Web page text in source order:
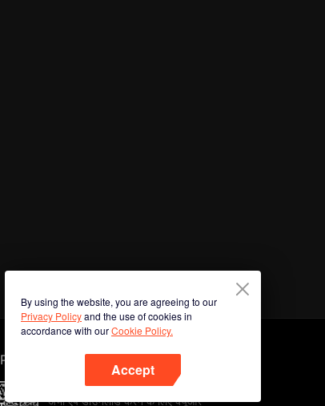
By using the website, you are agreeing to our
Privacy Policyand the use of cookies in
accordance with ourCookie Policy.
Accept
Phone
अभी ऐप डाउनलोड करने के लिए क्यूआर